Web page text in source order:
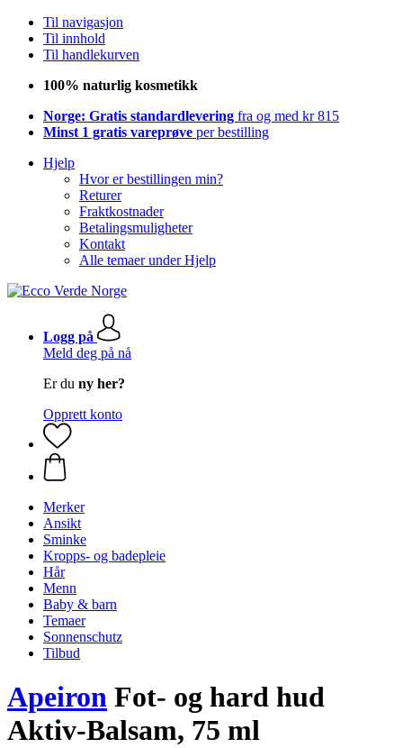
Til navigasjon
Til innhold
Til handlekurven
100% naturlig kosmetikk
Norge: Gratis standardlevering fra og med kr 815
Minst 1 gratis vareprøve per bestilling
Hjelp
Hvor er bestillingen min?
Returer
Fraktkostnader
Betalingsmuligheter
Kontakt
Alle temaer under Hjelp
Logg på
Meld deg på nå
Er du ny her?
Opprett konto
Merker
Ansikt
Sminke
Kropps- og badepleie
Hår
Menn
Baby & barn
Temaer
Sonnenschutz
Tilbud
Apeiron Fot- og hard hud
Aktiv-Balsam, 75 ml